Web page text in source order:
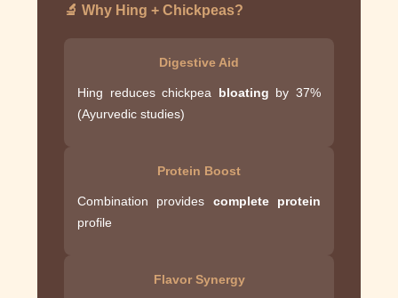
🔬 Why Hing + Chickpeas?
Digestive Aid
Hing reduces chickpea bloating by 37%
(Ayurvedic studies)
Protein Boost
Combination provides complete protein
profile
Flavor Synergy